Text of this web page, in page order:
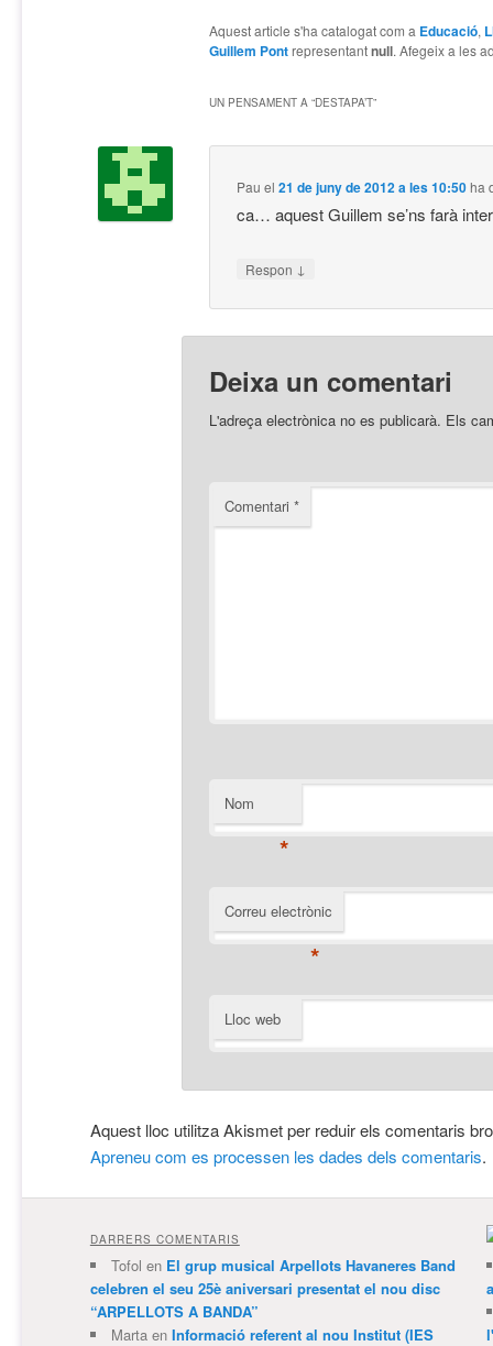
Aquest article s'ha catalogat com a Educació,
Guillem Pontrepresentantnull. Afegeix a les
UN PENSAMENT A “DESTAPA’T”
Pau el21 de juny de 2012 a les 10:50ha
ca… aquest Guillem se’ns farà
Respon ↓
Deixa un comentari
L'adreça electrònica no es publicarà. Els
Comentari *
Nom
*
Correu electrònic
*
Lloc web
Aquest lloc utilitza Akismet per reduir els comentaris
Apreneu com es processen les dades dels comentaris.
DARRERS COMENTARIS
Tofol en El grup musical Arpellots Havaneres Band
celebren el seu 25è aniversari presentat el nou disc
“ARPELLOTS A BANDA”
Martaen Informació referent al nou Institut (IES